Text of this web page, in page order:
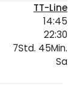
TT-Line
14:45
22:30
7Std. 45Min.
Sa